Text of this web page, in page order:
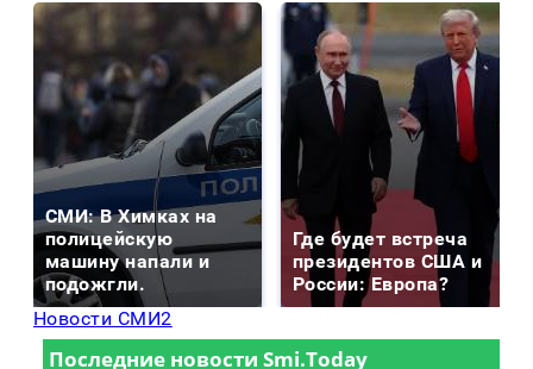
СМИ: В Химках на
полицейскую
машину напали и
подожгли.
Где будет встреча
президентов США и
России: Европа?
Новости СМИ2